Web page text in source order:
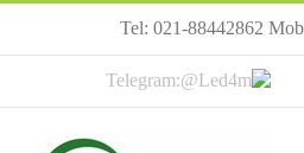
Tel: 021-88442862